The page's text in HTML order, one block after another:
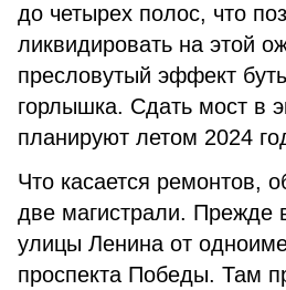
до четырех полос, что
ликвидировать на этой
пресловутый эффект
горлышка. Сдать мост в
планируют летом 2024
Что касается ремонтов,
две магистрали. Прежде
улицы Ленина от
проспекта Победы. Там